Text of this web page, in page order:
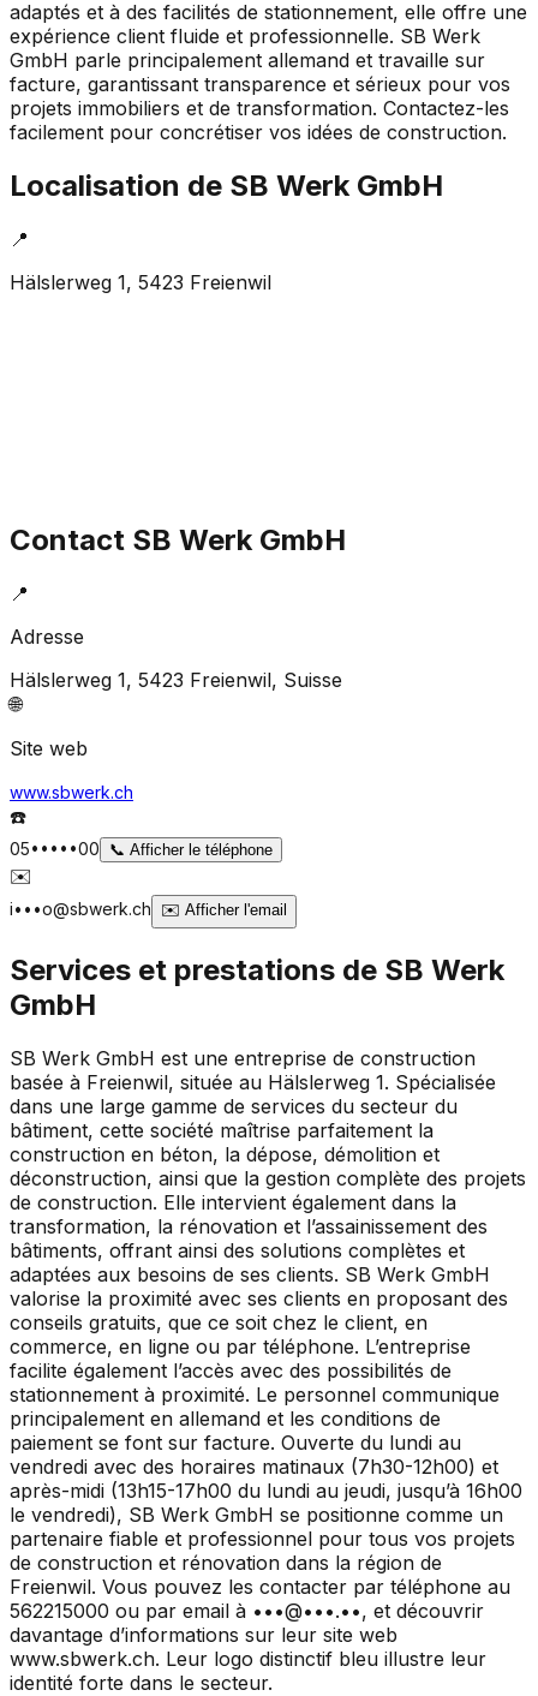
adaptés et à des facilités de stationnement, elle offre une
expérience client fluide et professionnelle. SB Werk
GmbH parle principalement allemand et travaille sur
facture, garantissant transparence et sérieux pour vos
projets immobiliers et de transformation. Contactez-les
facilement pour concrétiser vos idées de construction.
Localisation de SB Werk GmbH
📍
Hälslerweg 1, 5423 Freienwil
Contact SB Werk GmbH
📍
Adresse
Hälslerweg 1, 5423 Freienwil, Suisse
🌐
Site web
www.sbwerk.ch
☎️
05•••••00 📞 Afficher le téléphone
✉️
i•••o@sbwerk.ch ✉️ Afficher l'email
Services et prestations de SB Werk
GmbH
SB Werk GmbH est une entreprise de construction
basée à Freienwil, située au Hälslerweg 1. Spécialisée
dans une large gamme de services du secteur du
bâtiment, cette société maîtrise parfaitement la
construction en béton, la dépose, démolition et
déconstruction, ainsi que la gestion complète des projets
de construction. Elle intervient également dans la
transformation, la rénovation et l’assainissement des
bâtiments, offrant ainsi des solutions complètes et
adaptées aux besoins de ses clients. SB Werk GmbH
valorise la proximité avec ses clients en proposant des
conseils gratuits, que ce soit chez le client, en
commerce, en ligne ou par téléphone. L’entreprise
facilite également l’accès avec des possibilités de
stationnement à proximité. Le personnel communique
principalement en allemand et les conditions de
paiement se font sur facture. Ouverte du lundi au
vendredi avec des horaires matinaux (7h30-12h00) et
après-midi (13h15-17h00 du lundi au jeudi, jusqu’à 16h00
le vendredi), SB Werk GmbH se positionne comme un
partenaire fiable et professionnel pour tous vos projets
de construction et rénovation dans la région de
Freienwil. Vous pouvez les contacter par téléphone au
562215000 ou par email à •••@•••.••, et découvrir
davantage d’informations sur leur site web
www.sbwerk.ch. Leur logo distinctif bleu illustre leur
identité forte dans le secteur.